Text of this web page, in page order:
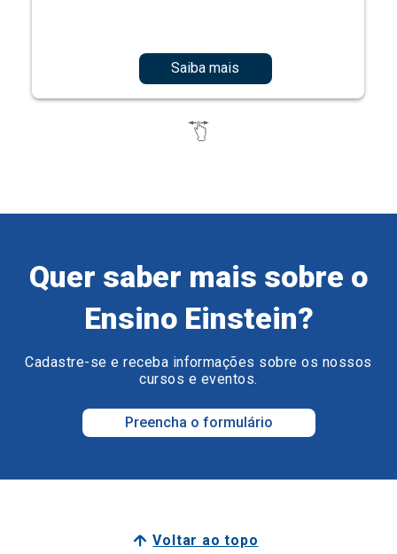
Saiba mais
Quer saber mais sobre o
Ensino Einstein?
Cadastre-se e receba informações sobre os nossos
cursos e eventos.
Preencha o formulário
Voltar ao topo